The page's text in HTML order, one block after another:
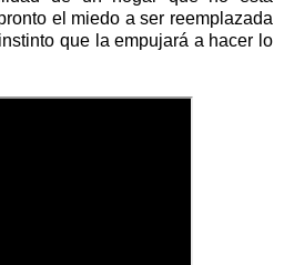
el miedo a ser reemplazada
que la empujará a hacer lo